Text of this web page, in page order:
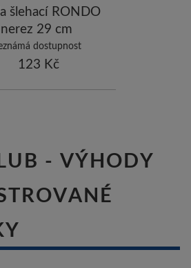
šlehací RONDO
nerez 29 cm
dostupnost
123 Kč
- VÝHODY